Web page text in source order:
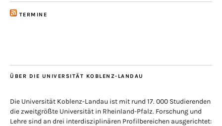
TERMINE
ÜBER DIE UNIVERSITÄT KOBLENZ-LANDAU
Die Universität Koblenz-Landau ist mit rund 17. 000 Studierenden
die zweitgrößte Universität in Rheinland-Pfalz. Forschung und
Lehre sind an drei interdisziplinären Profilbereichen ausgerichtet: